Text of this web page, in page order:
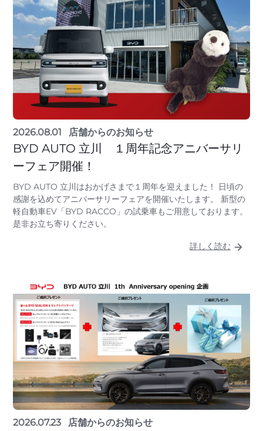
2026.08.01 店舗からのお知らせ
BYD AUTO 立川 １周年記念アニバーサリ
ーフェア開催！
BYD AUTO 立川はおかげさまで１周年を迎えました！ 日頃の
感謝を込めてアニバーサリーフェアを開催いたします。 新型の
軽自動車EV「BYD RACCO」の試乗車もご用意しております。
是非お立ち寄りください。
詳しく読む
2026.07.23 店舗からのお知らせ